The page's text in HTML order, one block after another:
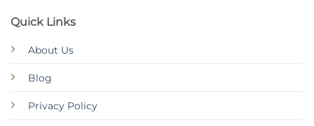
Quick Links
About Us
Blog
Privacy Policy